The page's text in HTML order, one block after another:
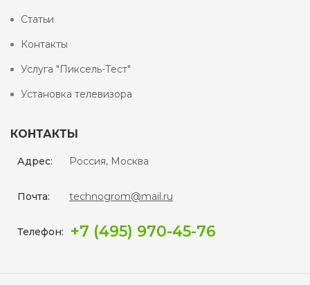
Статьи
Контакты
Услуга "Пиксель-Тест"
Установка телевизора
КОНТАКТЫ
Адрес: Россия, Москва
Почта: technogrom@mail.ru
Телефон: +7 (495) 970-45-76